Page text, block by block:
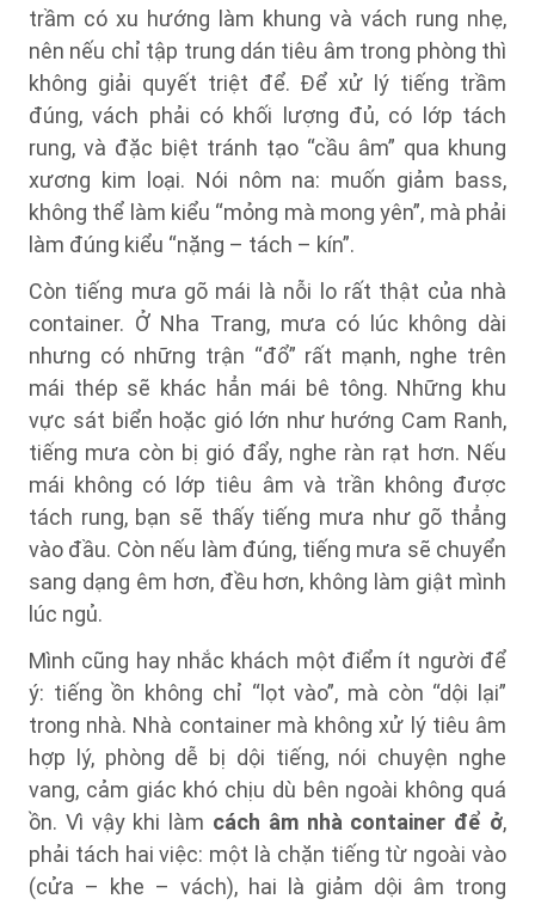
trầm có xu hướng làm khung và vách rung nhẹ,
nên nếu chỉ tập trung dán tiêu âm trong phòng thì
không giải quyết triệt để. Để xử lý tiếng trầm
đúng, vách phải có khối lượng đủ, có lớp tách
rung, và đặc biệt tránh tạo “cầu âm” qua khung
xương kim loại. Nói nôm na: muốn giảm bass,
không thể làm kiểu “mỏng mà mong yên”, mà phải
làm đúng kiểu “nặng – tách – kín”.
Còn tiếng mưa gõ mái là nỗi lo rất thật của nhà
container. Ở Nha Trang, mưa có lúc không dài
nhưng có những trận “đổ” rất mạnh, nghe trên
mái thép sẽ khác hẳn mái bê tông. Những khu
vực sát biển hoặc gió lớn như hướng Cam Ranh,
tiếng mưa còn bị gió đẩy, nghe ràn rạt hơn. Nếu
mái không có lớp tiêu âm và trần không được
tách rung, bạn sẽ thấy tiếng mưa như gõ thẳng
vào đầu. Còn nếu làm đúng, tiếng mưa sẽ chuyển
sang dạng êm hơn, đều hơn, không làm giật mình
lúc ngủ.
Mình cũng hay nhắc khách một điểm ít người để
ý: tiếng ồn không chỉ “lọt vào”, mà còn “dội lại”
trong nhà. Nhà container mà không xử lý tiêu âm
hợp lý, phòng dễ bị dội tiếng, nói chuyện nghe
vang, cảm giác khó chịu dù bên ngoài không quá
ồn. Vì vậy khi làm cách âm nhà container để ở,
phải tách hai việc: một là chặn tiếng từ ngoài vào
(cửa – khe – vách), hai là giảm dội âm trong